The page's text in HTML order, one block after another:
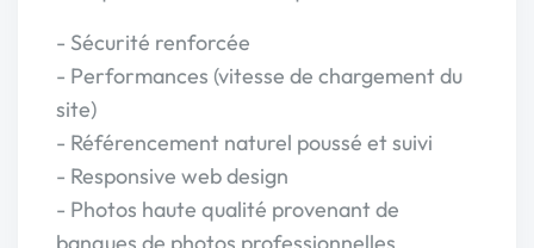
- Sécurité renforcée
- Performances (vitesse de chargement du
site)
- Référencement naturel poussé et suivi
- Responsive web design
- Photos haute qualité provenant de